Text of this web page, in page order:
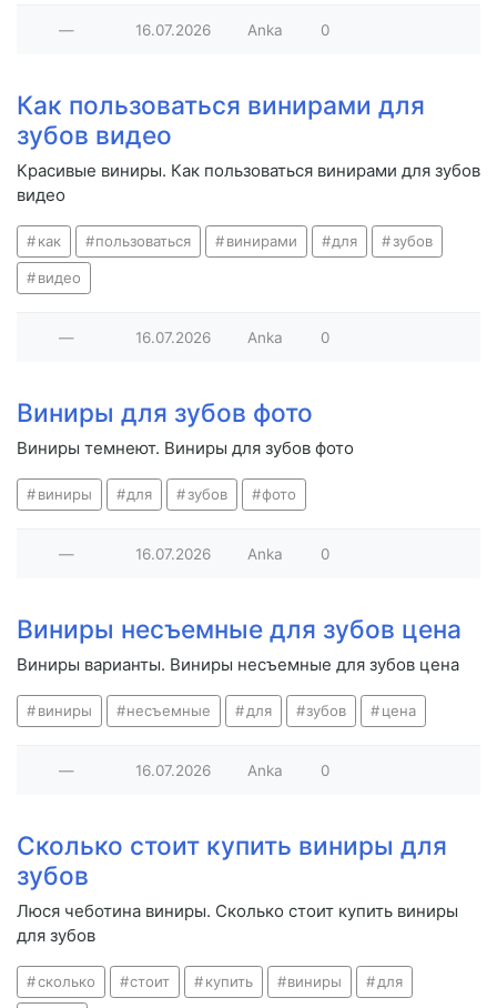
— 16.07.2026 Anka 0
Как пользоваться винирами для
зубов видео
Красивые виниры. Как пользоваться винирами для зубов
видео
как пользоваться винирами для зубов
видео
— 16.07.2026 Anka 0
Виниры для зубов фото
Виниры темнеют. Виниры для зубов фото
виниры для зубов фото
— 16.07.2026 Anka 0
Виниры несъемные для зубов цена
Виниры варианты. Виниры несъемные для зубов цена
виниры несъемные для зубов цена
— 16.07.2026 Anka 0
Сколько стоит купить виниры для
зубов
Люся чеботина виниры. Сколько стоит купить виниры
для зубов
сколько стоит купить виниры для